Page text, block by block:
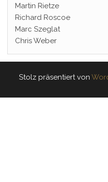
Martin Rietze
Richard Roscoe
Marc Szeglat
Chris Weber
Stolz präsentiert von